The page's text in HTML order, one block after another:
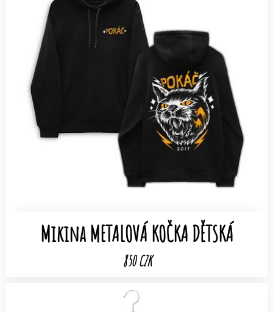
Mikina METALOVÁ KOČKA DĚTSKÁ
850 CZK